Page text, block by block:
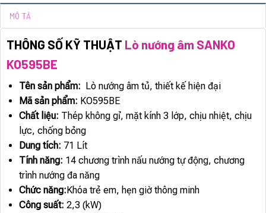
MÔ TẢ
THÔNG SỐ KỸ THUẬT Lò nướng âm SANKO
KO595BE
Tên sản phẩm: Lò nướng âm tủ, thiết kế hiện đại
Mã sản phẩm: KO595BE
Chất liệu: Thép không gỉ, mặt kính 3 lớp, chịu nhiệt, chịu
lực, chống bỏng
Dung tích: 71 Lít
Tính năng: 14 chương trình nấu nướng tự động, chương
trình nướng đa năng
Chức năng:Khóa trẻ em, hẹn giờ thông minh
Công suất: 2,3 (kW)